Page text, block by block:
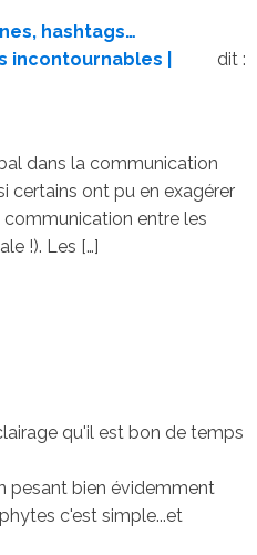
hashtags…
incontournables |
dit :
dans la communication
certains ont pu en exagérer
communication entre les
!). Les […]
qu'il est bon de temps
pesant bien évidemment
c'est simple...et